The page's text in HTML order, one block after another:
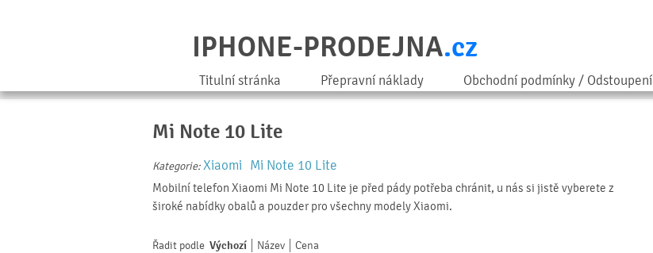
IPHONE-PRODEJNA.cz
Titulní stránka Přepravní náklady Obchodní podmínky / Odstoupení
Mi Note 10 Lite
Kategorie:Xiaomi Mi Note 10 Lite
Mobilní telefon Xiaomi Mi Note 10 Lite je před pády potřeba chránit, u nás si jistě vyberete z
široké nabídky obalů a pouzder pro všechny modely Xiaomi.
Řadit podle Výchozí Název Cena